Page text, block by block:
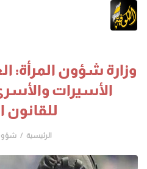
وزارة شؤون المرأة:
الأسيرات
للقانون
الرئيسية